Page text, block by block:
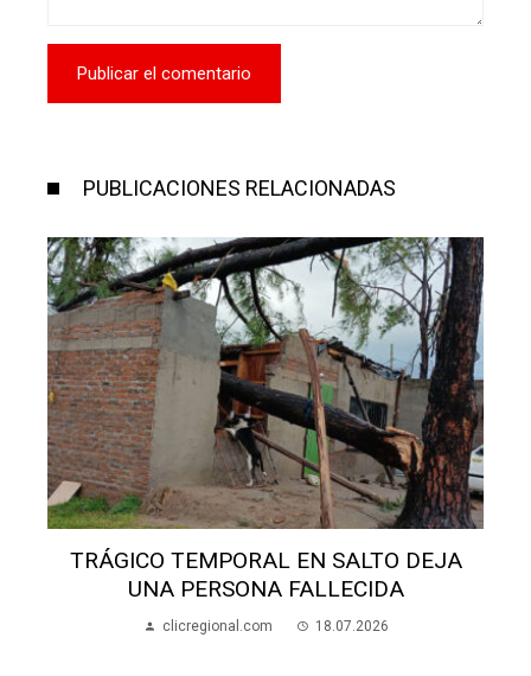
PUBLICACIONES RELACIONADAS
TRÁGICO TEMPORAL EN SALTO DEJA
UNA PERSONA FALLECIDA
clicregional.com 18.07.2026